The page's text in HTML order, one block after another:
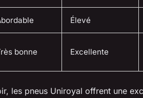
Élevé
bonne Excellente
les pneus Uniroyal offrent une